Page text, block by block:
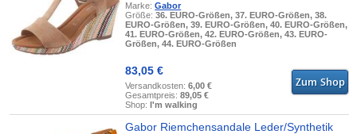
Marke:Gabor
Größe:36. EURO-Größen, 37. EURO-Größen, 38.
EURO-Größen, 39. EURO-Größen, 40. EURO-Größen,
41. EURO-Größen, 42. EURO-Größen, 43. EURO-
Größen, 44. EURO-Größen
83,05 €
Versandkosten:6,00 €
Gesamtpreis:89,05 €
Shop:I'm walking
Gabor Riemchensandale Leder/Synthetik